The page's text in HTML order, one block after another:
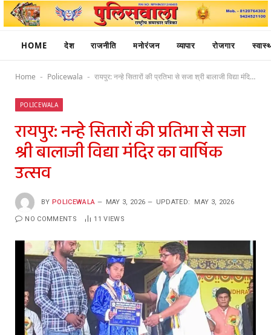
HOME देश राजनीति मनोरंजन व्यापार रोजगार
Home - Policewala - रायपुर: नन्हे सितारों की प्रतिभा से सजा श्री बालाजी विद्या मंदिर का वार्षिक उत्सव
POLICEWALA
रायपुर: नन्हे सितारों की प्रतिभा से सजा
श्री बालाजी विद्या मंदिर का वार्षिक
उत्सव
BY POLICEWALA MAY 3, 2026 UPDATED: MAY 3, 2026
NO COMMENTS 11VIEWS